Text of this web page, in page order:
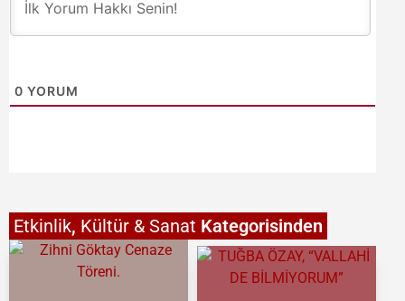
0 YORUM
Etkinlik, Kültür & Sanat Kategorisinden